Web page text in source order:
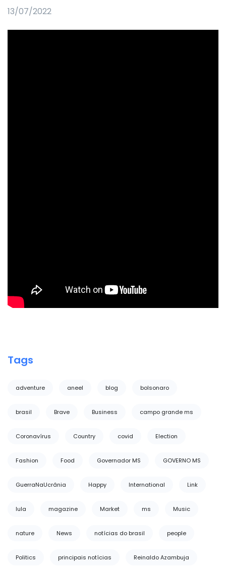
13/07/2022
Tags
adventure aneel blog bolsonaro
brasil Brave Business campo grande ms
Coronavírus Country covid Election
Fashion Food Governador MS GOVERNO MS
GuerraNaUcrânia Happy International Link
lula magazine Market ms Music
nature News notícias do brasil people
Politics principais notícias Reinaldo Azambuja